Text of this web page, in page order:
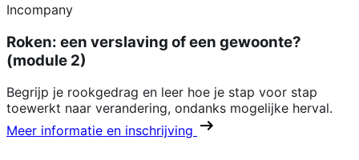
Incompany
Roken: een verslaving of een gewoonte?
(module 2)
Begrijp je rookgedrag en leer hoe je stap voor stap
toewerkt naar verandering, ondanks mogelijke herval.
Meer informatie en inschrijving